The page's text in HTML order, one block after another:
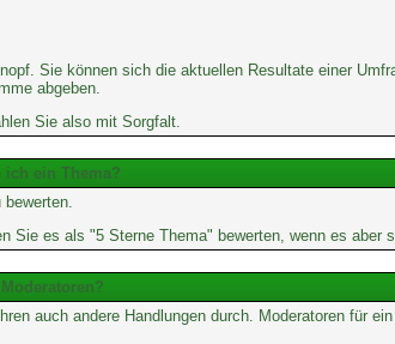
Sie können sich die aktuellen Resultate einer
abgeben.
Sie also mit Sorgfalt.
ich ein Thema?
es als "5 Sterne Thema" bewerten, wenn es
auch andere Handlungen durch. Moderatoren für